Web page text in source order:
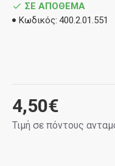
4,50€
Τιμή σε πόντους
ΣΕ ΑΠΌΘΕΜΑ
Κωδικός: 400.2.01.551